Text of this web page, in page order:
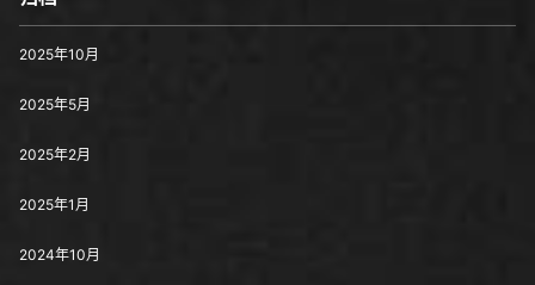
2025年10月
2025年5月
2025年2月
2025年1月
2024年10月